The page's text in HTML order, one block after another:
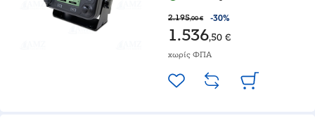
2.195,00 € -30%
1.536,50 €
χωρίς ΦΠΑ